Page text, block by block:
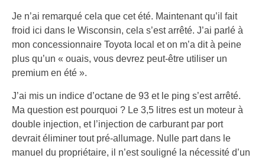
Je n’ai remarqué cela que cet été. Maintenant qu’il fait
froid ici dans le Wisconsin, cela s’est arrêté. J’ai parlé à
mon concessionnaire Toyota local et on m’a dit à peine
plus qu’un « ouais, vous devrez peut-être utiliser un
premium en été ».
J’ai mis un indice d’octane de 93 et ​​le ping s’est arrêté.
Ma question est pourquoi ? Le 3,5 litres est un moteur à
double injection, et l’injection de carburant par port
devrait éliminer tout pré-allumage. Nulle part dans le
manuel du propriétaire, il n’est souligné la nécessité d’un